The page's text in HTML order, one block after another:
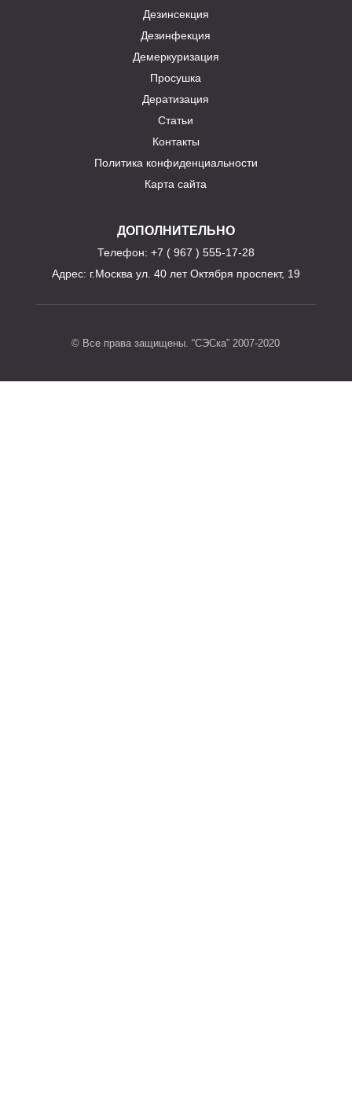
Дезинсекция
Дезинфекция
Демеркуризация
Просушка
Дератизация
Статьи
Контакты
Политика конфиденциальности
Карта сайта
ДОПОЛНИТЕЛЬНО
Телефон: +7 ( 967 ) 555-17-28
Адрес: г.Москва ул. 40 лет Октября проспект, 19
© Все права защищены. “СЭСка” 2007-2020